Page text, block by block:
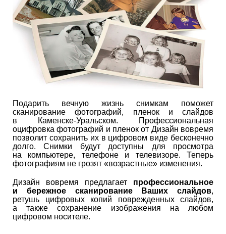
Подарить вечную жизнь снимкам поможет
сканирование фотографий, пленок и слайдов
в Каменске-Уральском. Профессиональная
оцифровка фотографий и пленок от Дизайн вовремя
позволит сохранить их в цифровом виде бесконечно
долго. Снимки будут доступны для просмотра
на компьютере, телефоне и телевизоре. Теперь
фотографиям не грозят «возрастные» изменения.
Дизайн вовремя предлагает профессиональное
и бережное сканирование Ваших слайдов,
ретушь цифровых копий поврежденных слайдов,
а также сохранение изображения на любом
цифровом носителе.